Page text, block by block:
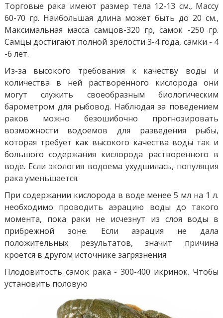
Торговые рака имеют размер тела 12-13 см., Массу
60-70 гр. Наибольшая длина может быть до 20 см.,
Максимальная масса самцов-320 гр, самок -250 гр.
Самцы достигают полной зрелости 3-4 года, самки - 4
-6 лет.
Из-за высокого требования к качеству воды и
количества в ней растворенного кислорода они
могут служить своеобразным биологическим
барометром для рыбовод. Наблюдая за поведением
раков можно безошибочно прогнозировать
возможности водоемов для разведения рыбы,
которая требует как высокого качества воды так и
большого содержания кислорода растворенного в
воде. Если экология водоема ухудшилась, популяция
рака уменьшается.
При содержании кислорода в воде менее 5 мл на 1 л.
необходимо проводить аэрацию воды до такого
момента, пока раки не исчезнут из слоя воды в
прибрежной зоне. Если аэрация не дала
положительных результатов, значит причина
кроется в другом источнике загрязнения.
Плодовитость самок рака - 300-400 икринок. Чтобы
установить половую